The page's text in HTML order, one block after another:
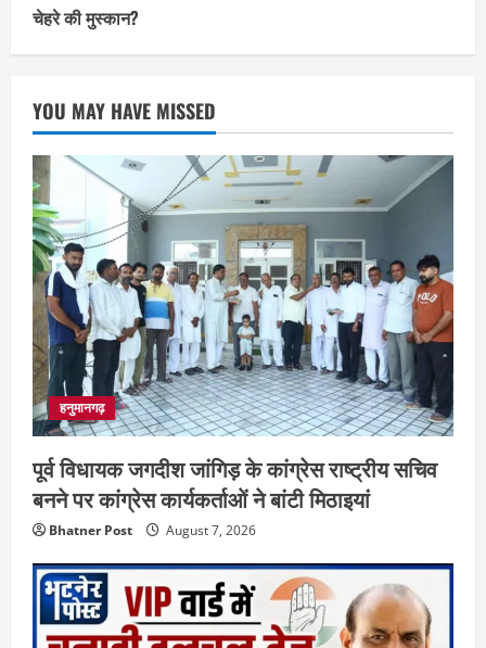
चेहरे की मुस्कान?
YOU MAY HAVE MISSED
हनुमानगढ़
पूर्व विधायक जगदीश जांगिड़ के कांग्रेस राष्ट्रीय सचिव
बनने पर कांग्रेस कार्यकर्ताओं ने बांटी मिठाइयां
Bhatner Post August 7, 2026